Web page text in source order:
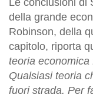
della grande
Robinson, della
capitolo, riporta
teoria economica
Qualsiasi teoria
fuori strada. Per